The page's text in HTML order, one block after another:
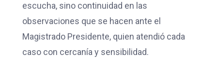
escucha, sino continuidad en las
observaciones que se hacen ante el
Magistrado Presidente, quien atendió cada
caso con cercanía y sensibilidad.